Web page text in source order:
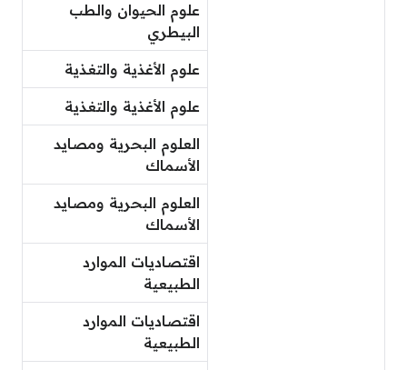
علوم الحيوان والطب
البيطري
علوم الأغذية والتغذية
علوم الأغذية والتغذية
العلوم البحرية ومصايد
الأسماك
العلوم البحرية ومصايد
الأسماك
اقتصاديات الموارد
الطبيعية
اقتصاديات الموارد
الطبيعية